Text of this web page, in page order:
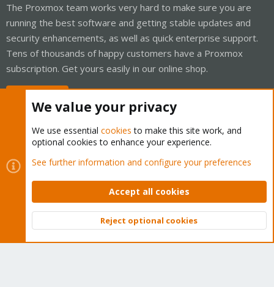
The Proxmox team works very hard to make sure you are
running the best software and getting stable updates and
security enhancements, as well as quick enterprise support.
Tens of thousands of happy customers have a Proxmox
subscription. Get yours easily in our online shop.
Cookies
Proxmox Support Forum - Light Mode
Contact us
Terms and rules Privacy policy Help Home
Community platform by XenForo © 2010-2026 XenForo Ltd.
Top
We value your privacy
We use essential cookies to make this site work, and
optional cookies to enhance your experience.
See further information and configure your preferences
Accept all cookies
Reject optional cookies